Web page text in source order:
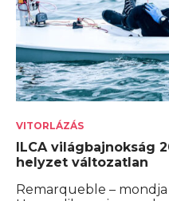
VITORLÁZÁS
ILCA világbajnokság
helyzet változatlan
Remarqueble –